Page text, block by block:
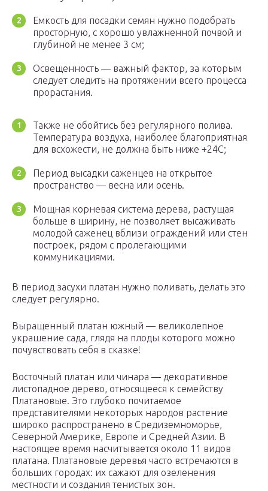
Емкость для посадки семян нужно подобрать
просторную, с хорошо увлажненной почвой и
глубиной не менее 3 см;
Освещенность — важный фактор, за которым
следует следить на протяжении всего процесса
прорастания.
Также не обойтись без регулярного полива.
Температура воздуха, наиболее благоприятная
для всхожести, не должна быть ниже +24С;
Период высадки саженцев на открытое
пространство — весна или осень.
Мощная корневая система дерева, растущая
больше в ширину, не позволяет высаживать
молодой саженец вблизи ограждений или стен
построек, рядом с пролегающими
коммуникациями.
В период засухи платан нужно поливать, делать это
следует регулярно.
Выращенный платан южный — великолепное
украшение сада, глядя на плоды которого можно
почувствовать себя в сказке!
Восточный платан или чинара — декоративное
листопадное дерево, относящееся к семейству
Платановые. Это глубоко почитаемое
представителями некоторых народов растение
широко распространено в Средиземноморье,
Северной Америке, Европе и Средней Азии. В
настоящее время насчитывается около 11 видов
платана. Платановые деревья часто встречаются в
больших городах: их сажают для озеленения
местности и создания тенистых зон.